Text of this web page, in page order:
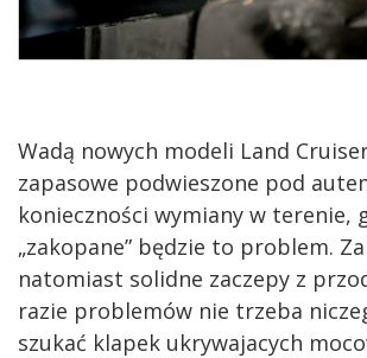
Wadą nowych modeli Land
zapasowe podwieszone pod
konieczności wymiany w terenie,
„zakopane” będzie to problem.
natomiast solidne zaczepy z
razie problemów nie trzeba
szukać klapek ukrywajacych